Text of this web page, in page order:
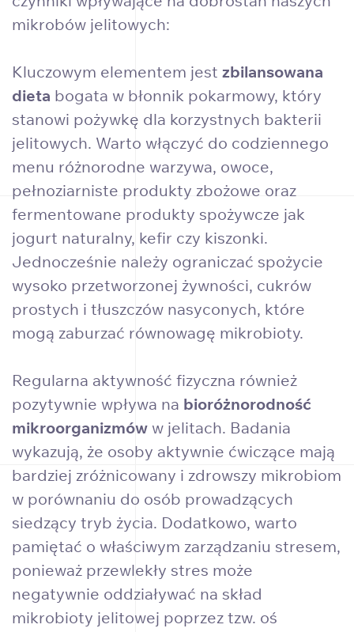
mikrobów jelitowych:
Kluczowym elementem jest zbilansowana
dieta bogata w błonnik pokarmowy, który
stanowi pożywkę dla korzystnych bakterii
jelitowych. Warto włączyć do codziennego
menu różnorodne warzywa, owoce,
pełnoziarniste produkty zbożowe oraz
fermentowane produkty spożywcze jak
jogurt naturalny, kefir czy kiszonki.
Jednocześnie należy ograniczać spożycie
wysoko przetworzonej żywności, cukrów
prostych i tłuszczów nasyconych, które
mogą zaburzać równowagę mikrobioty.
Regularna aktywność fizyczna również
pozytywnie wpływa na bioróżnorodność
mikroorganizmów w jelitach. Badania
wykazują, że osoby aktywnie ćwiczące mają
bardziej zróżnicowany i zdrowszy mikrobiom
w porównaniu do osób prowadzących
siedzący tryb życia. Dodatkowo, warto
pamiętać o właściwym zarządzaniu stresem,
ponieważ przewlekły stres może
negatywnie oddziaływać na skład
mikrobioty jelitowej poprzez tzw. oś